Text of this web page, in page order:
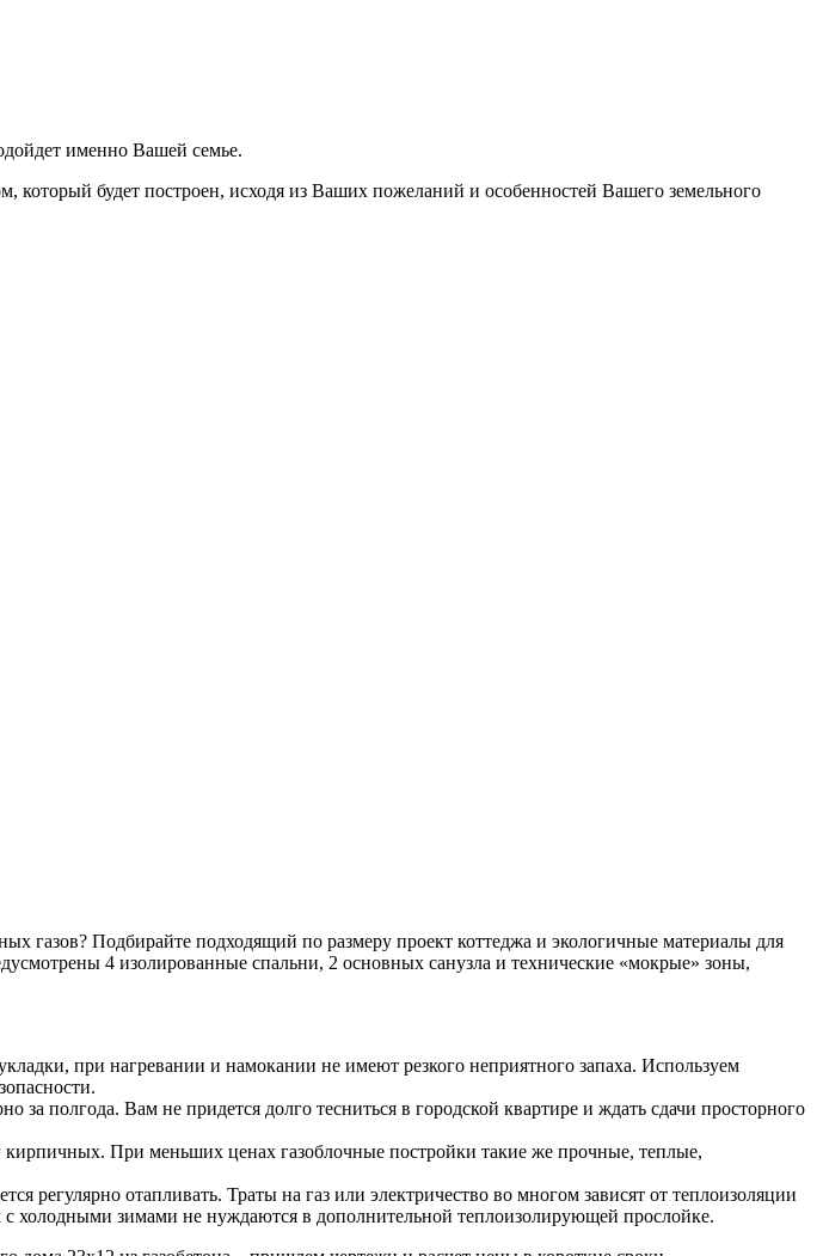
именно Вашей семье.
будет построен, исходя из Ваших пожеланий и особенностей Вашего земельного
газов? Подбирайте подходящий по размеру проект коттеджа и экологичные материалы для
4 изолированные спальни, 2 основных санузла и технические «мокрые» зоны,
при нагревании и намокании не имеют резкого неприятного запаха. Используем
полгода. Вам не придется долго тесниться в городской квартире и ждать сдачи просторного
кирпичных. При меньших ценах газоблочные постройки такие же прочные, теплые,
отапливать. Траты на газ или электричество во многом зависят от теплоизоляции
холодными зимами не нуждаются в дополнительной теплоизолирующей прослойке.